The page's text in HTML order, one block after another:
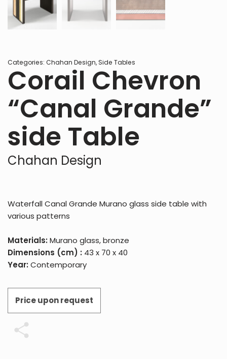
Categories: Chahan Design,Side Tables
Corail Chevron
“Canal Grande”
side Table
Chahan Design
Waterfall Canal Grande Murano glass side table with
various patterns
Materials: Murano glass, bronze
Dimensions (cm) : 43 x 70 x 40
Year: Contemporary
Price upon request